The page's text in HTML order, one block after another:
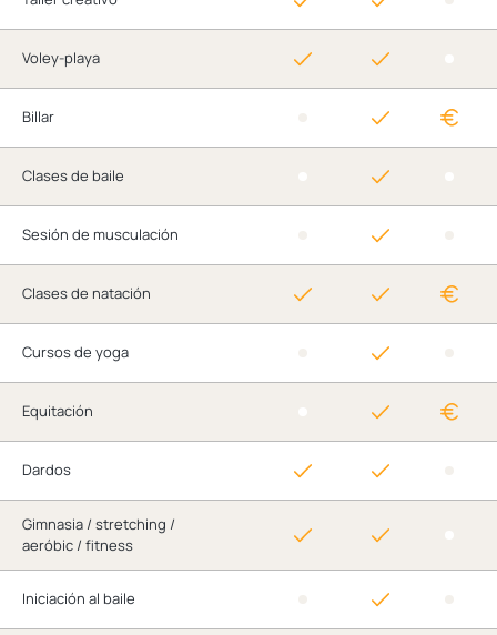
Voley-playa
Billar
Clases de baile
Sesión de musculación
Clases de natación
Cursos de yoga
Equitación
Dardos
Gimnasia / stretching /
aeróbic / fitness
Iniciación al baile